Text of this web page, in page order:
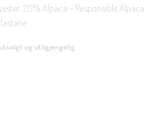
20% Alpaca – Responsible Alpaca
og utilgjengelig.